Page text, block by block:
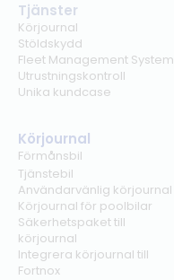
Tjänster
Körjournal
Stöldskydd
Fleet Management System
Utrustningskontroll
Unika kundcase
Körjournal
Förmånsbil
Tjänstebil
Användarvänlig körjournal
Körjournal för poolbilar
Säkerhetspaket till
körjournal
Integrera körjournal till
Fortnox